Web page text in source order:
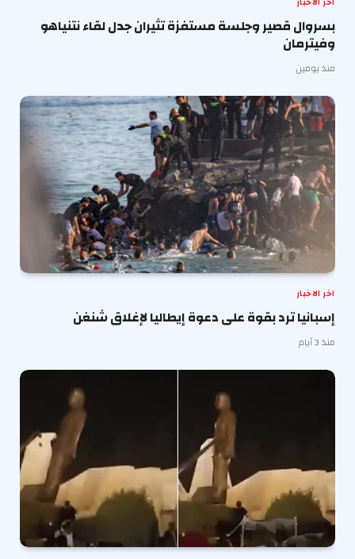
بسروال قصير وجلسة مستفزة تثيران جدل لقاء نتنياهو
وفيترمان
منذ يومين
اخر الاخبار
إسبانيا ترد بقوة على دعوة إيطاليا لإغلاق شنغن
منذ 3 أيام